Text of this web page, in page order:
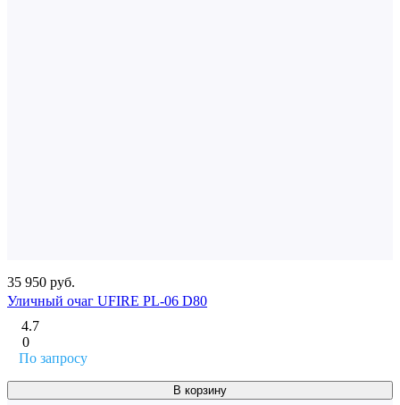
35 950 руб.
Уличный очаг UFIRE PL-06 D80
4.7
0
По запросу
В корзину